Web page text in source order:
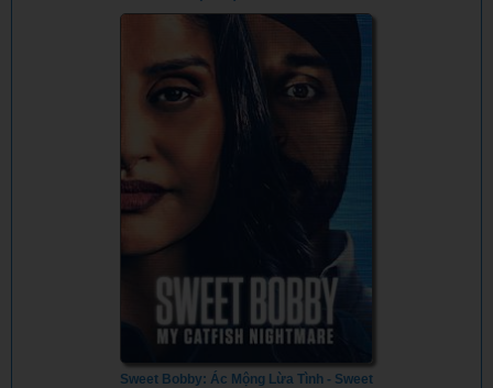
Sweet Bobby: Ác Mộng Lừa Tình - Sweet